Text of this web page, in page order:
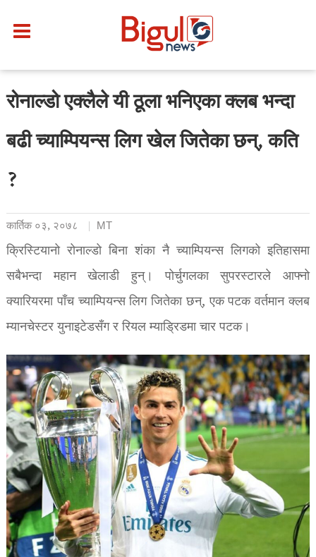
रोनाल्डो एक्लैले यी ठूला भनिएका क्लब भन्दा
बढी च्याम्पियन्स लिग खेल जितेका छन्, कति
?
कार्तिक ०३, २०७८ MT
क्रिस्टियानो रोनाल्डो बिना शंका नै च्याम्पियन्स लिगको इतिहासमा
सबैभन्दा महान खेलाडी हुन्। पोर्चुगलका सुपरस्टारले आफ्नो
क्यारियरमा पाँच च्याम्पियन्स लिग जितेका छन्, एक पटक वर्तमान क्लब
म्यानचेस्टर युनाइटेडसँग र रियल म्याड्रिडमा चार पटक।